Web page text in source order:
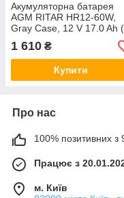
Акумуляторна батарея
AGM RITAR HR12-60W,
Gray Case, 12 V 17.0 Ah (
181 х 77 х 167 (167 )
kg Q4
1 610 ₴
Купити
Про нас
100% позитивних з 9
Працює з
м. Київ